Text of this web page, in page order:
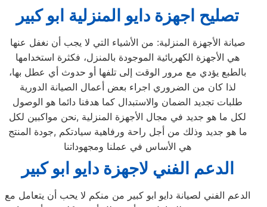
تصليح اجهزة دايو المنزلية ابو كبير
صيانة الأجهزة المنزلية: من الأشياء التي لا يجب أن نغفل عنها
هي الأجهزة الكهربائية الموجودة بالمنزل، فكثرة استخدامها
بالطبع يؤدي مع مرور الوقت إلى تلفها أو حدوث أي عطل بها،
لذا كان من الضروري اجراء بعض أعمال الصيانة الدورية
طلبات تجديد الضمان والاستبدال كما هدفنا دائما هو الوصول
لكل ما هو جديد في مجال الأجهزة المنزلية ,نحن مواكبين لكل
ما هو جديد وذلك من أجل راحة ورفاهية سيادتكم ,جودة المنتج
هي الأساس في عملنا ومجهوداتنا
الدعم الفني لاجهزة دايو ابو كبير
الدعم الفني لصيانة دايو ابو كبير من منكم لا يحب أن يتعامل مع